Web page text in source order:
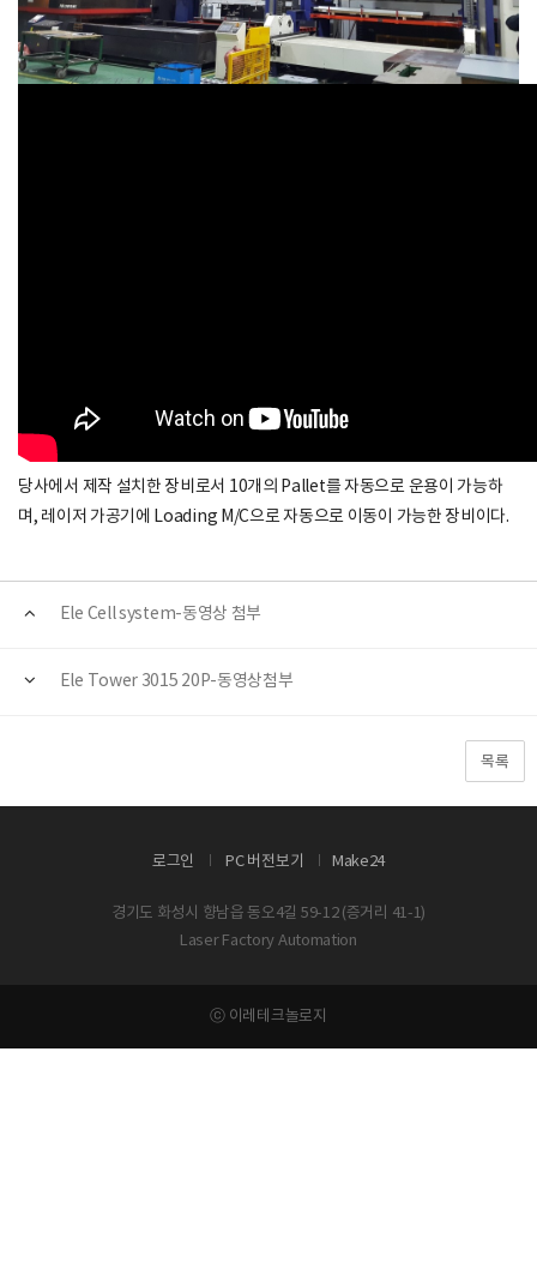
당사에서 제작 설치한 장비로서 10개의 Pallet를 자동으로 운용이 가능하
며, 레이저 가공기에 Loading M/C으로 자동으로 이동이 가능한 장비이다.
Ele Cell system-동영상 첨부
Ele Tower 3015 20P-동영상첨부
목록
로그인 PC 버전보기 Make24
경기도 화성시 향남읍 동오4길 59-12 (증거리 41-1)
Laser Factory Automation
ⓒ 이레테크놀로지